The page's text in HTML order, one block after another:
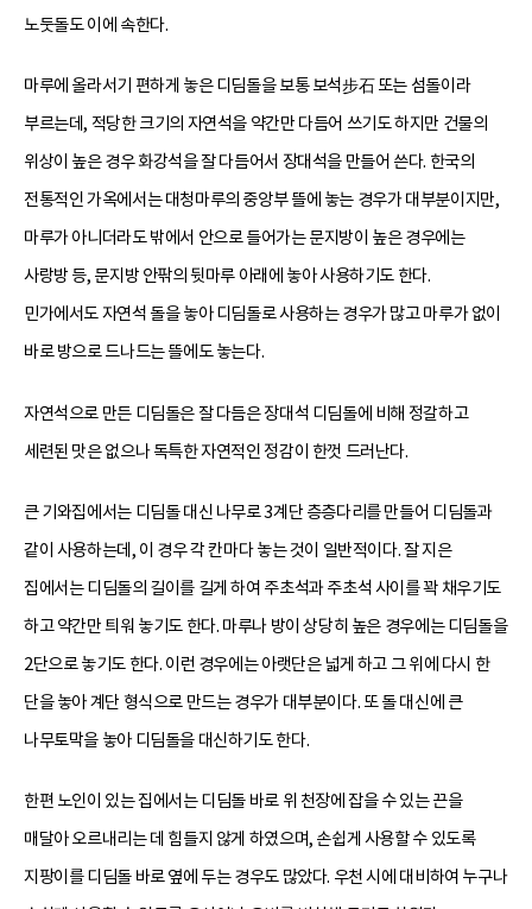
노둣돌도 이에 속한다.
마루에 올라서기 편하게 놓은 디딤돌을 보통 보석步石 또는 섬돌이라
부르는데, 적당한 크기의 자연석을 약간만 다듬어 쓰기도 하지만 건물의
위상이 높은 경우 화강석을 잘 다듬어서 장대석을 만들어 쓴다. 한국의
전통적인 가옥에서는 대청마루의 중앙부 뜰에 놓는 경우가 대부분이지만,
마루가 아니더라도 밖에서 안으로 들어가는 문지방이 높은 경우에는
사랑방 등, 문지방 안팎의 뒷마루 아래에 놓아 사용하기도 한다.
민가에서도 자연석 돌을 놓아 디딤돌로 사용하는 경우가 많고 마루가 없이
바로 방으로 드나드는 뜰에도 놓는다.
자연석으로 만든 디딤돌은 잘 다듬은 장대석 디딤돌에 비해 정갈하고
세련된 맛은 없으나 독특한 자연적인 정감이 한껏 드러난다.
큰 기와집에서는 디딤돌 대신 나무로 3계단 층층다리를 만들어 디딤돌과
같이 사용하는데, 이 경우 각 칸마다 놓는 것이 일반적이다. 잘 지은
집에서는 디딤돌의 길이를 길게 하여 주초석과 주초석 사이를 꽉 채우기도
하고 약간만 틔워 놓기도 한다. 마루나 방이 상당히 높은 경우에는 디딤돌을
2단으로 놓기도 한다. 이런 경우에는 아랫단은 넓게 하고 그 위에 다시 한
단을 놓아 계단 형식으로 만드는 경우가 대부분이다. 또 돌 대신에 큰
나무토막을 놓아 디딤돌을 대신하기도 한다.
한편 노인이 있는 집에서는 디딤돌 바로 위 천장에 잡을 수 있는 끈을
매달아 오르내리는 데 힘들지 않게 하였으며, 손쉽게 사용할 수 있도록
지팡이를 디딤돌 바로 옆에 두는 경우도 많았다. 우천 시에 대비하여 누구나